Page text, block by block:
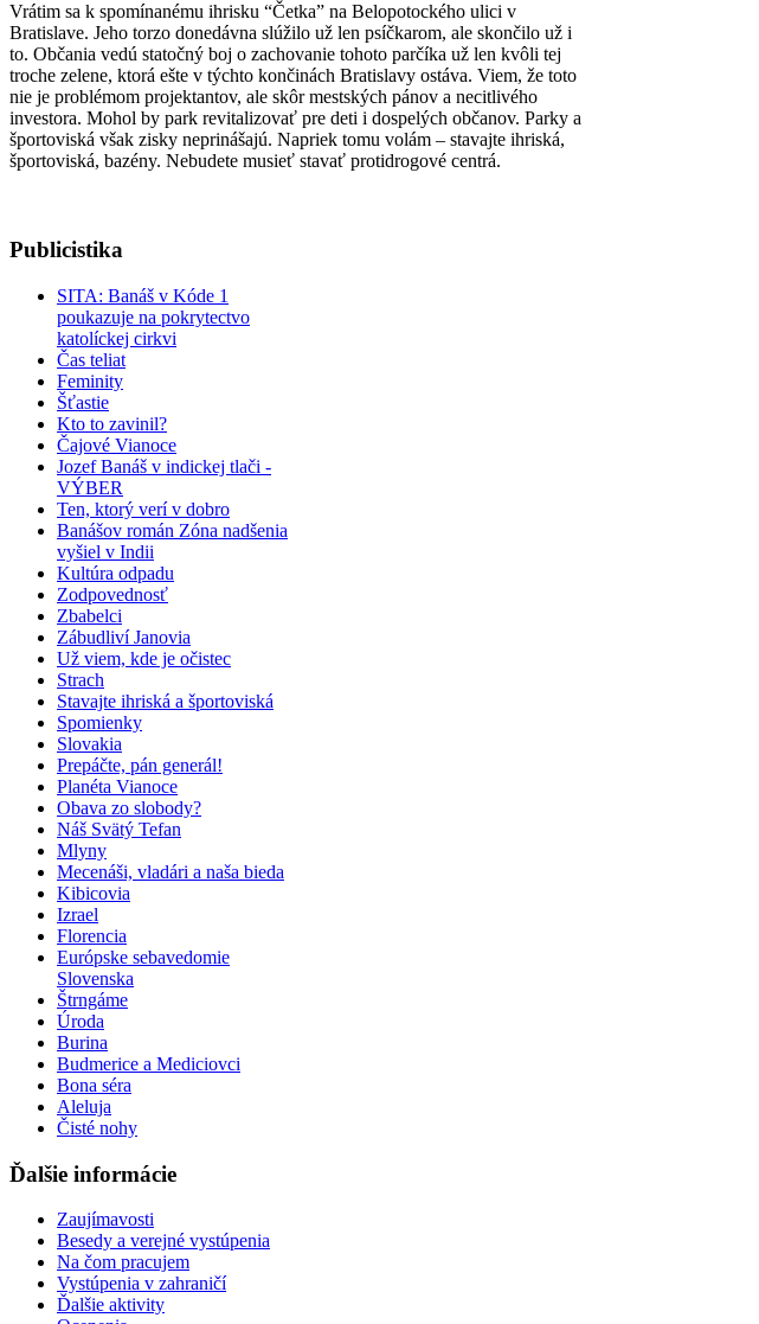
Vrátim sa k spomínanému ihrisku “Četka” na Belopotockého ulici v
Bratislave. Jeho torzo donedávna slúžilo už len psíčkarom, ale skončilo už i
to. Občania vedú statočný boj o zachovanie tohoto parčíka už len kvôli tej
troche zelene, ktorá ešte v týchto končinách Bratislavy ostáva. Viem, že toto
nie je problémom projektantov, ale skôr mestských pánov a necitlivého
investora. Mohol by park revitalizovať pre deti i dospelých občanov. Parky a
športoviská však zisky neprinášajú. Napriek tomu volám – stavajte ihriská,
športoviská, bazény. Nebudete musieť stavať protidrogové centrá.
Publicistika
SITA: Banáš v Kóde 1
poukazuje na pokrytectvo
katolíckej cirkvi
Čas teliat
Feminity
Šťastie
Kto to zavinil?
​Čajové Vianoce
Jozef Banáš v indickej tlači -
VÝBER
Ten, ktorý verí v dobro
Banášov román Zóna nadšenia
vyšiel v Indii
Kultúra odpadu
Zodpovednosť
Zbabelci
Zábudliví Janovia
Už viem, kde je očistec
Strach
Stavajte ihriská a športoviská
Spomienky
Slovakia
Prepáčte, pán generál!
Planéta Vianoce
Obava zo slobody?
Náš Svätý Tefan
Mlyny
Mecenáši, vladári a naša bieda
Kibicovia
Izrael
Florencia
Európske sebavedomie
Slovenska
Štrngáme
Úroda
Burina
Budmerice a Mediciovci
Bona séra
Aleluja
Čisté nohy
Ďalšie informácie
Zaujímavosti
Besedy a verejné vystúpenia
Na čom pracujem
Vystúpenia v zahraničí
Ďalšie aktivity